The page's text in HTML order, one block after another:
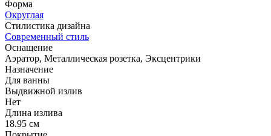
Форма
Округлая
Стилистика дизайна
Современный стиль
Оснащение
Аэратор, Металлическая розетка, Эксцентрики
Назначение
Для ванны
Выдвижной излив
Нет
Длина излива
18.95 см